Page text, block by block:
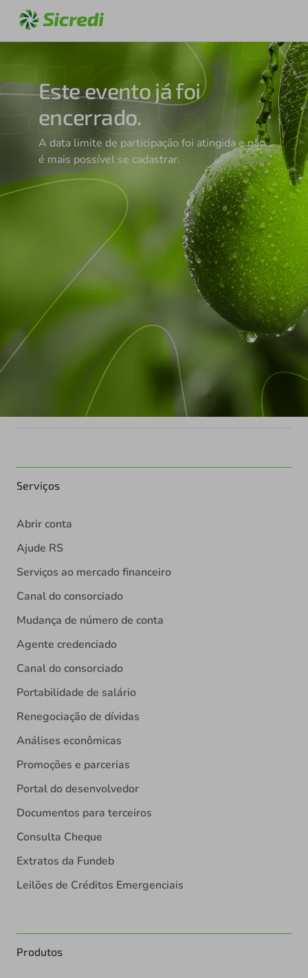
Este evento já foi
encerrado.
A data limite de participação foi atingida e não
é mais possível se cadastrar.
Serviços
Abrir conta
Ajude RS
Serviços ao mercado financeiro
Canal do consorciado
Mudança de número de conta
Agente credenciado
Canal do consorciado
Portabilidade de salário
Renegociação de dívidas
Análises econômicas
Promoções e parcerias
Portal do desenvolvedor
Documentos para terceiros
Consulta Cheque
Extratos da Fundeb
Leilões de Créditos Emergenciais
Produtos